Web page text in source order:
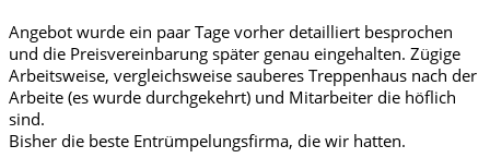
Angebot wurde ein paar Tage vorher detailliert besprochen
und die Preisvereinbarung später genau eingehalten. Zügige
Arbeitsweise, vergleichsweise sauberes Treppenhaus nach der
Arbeite (es wurde durchgekehrt) und Mitarbeiter die höflich
sind.
Bisher die beste Entrümpelungsfirma, die wir hatten.